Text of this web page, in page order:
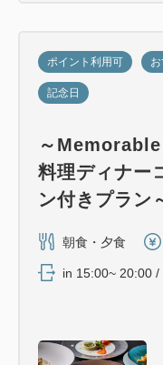
ポイント利用可
記念日
～
料理ディナー
ン付きプラン
朝食・夕食
in 15:00~ 20:00